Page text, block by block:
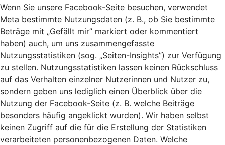
Wenn Sie unsere Facebook-Seite besuchen, verwendet
Meta bestimmte Nutzungsdaten (z. B., ob Sie bestimmte
Beträge mit „Gefällt mir” markiert oder kommentiert
haben) auch, um uns zusammengefasste
Nutzungsstatistiken (sog. „Seiten-Insights”) zur Verfügung
zu stellen. Nutzungsstatistiken lassen keinen Rückschluss
auf das Verhalten einzelner Nutzerinnen und Nutzer zu,
sondern geben uns lediglich einen Überblick über die
Nutzung der Facebook-Seite (z. B. welche Beiträge
besonders häufig angeklickt wurden). Wir haben selbst
keinen Zugriff auf die für die Erstellung der Statistiken
verarbeiteten personenbezogenen Daten. Welche